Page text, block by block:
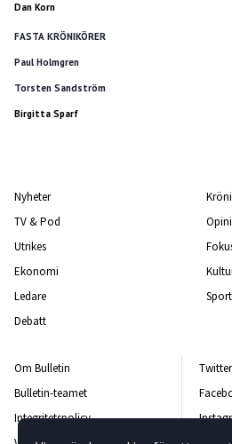
Dan Korn
FASTA KRÖNIKÖRER
Paul Holmgren
Torsten Sandström
Birgitta Sparf
Nyheter
TV & Pod
Utrikes
Ekonomi
Ledare
Debatt
Sport
Om Bulletin
Bulletin-teamet
Integritetspolicy
Twitter